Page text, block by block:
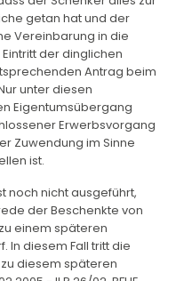
getan hat und der
Vereinbarung in die
der dinglichen
Antrag beim
unter diesen
Eigentumsübergang
Erwerbsvorgang
Zuwendung im Sinne
ist.
noch nicht ausgeführt,
der Beschenkte von
einem späteren
In diesem Fall tritt die
diesem späteren